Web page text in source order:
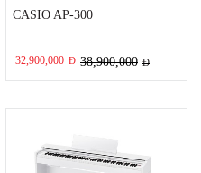
CASIO AP-300
32,900,000 Đ 38,900,000 Đ